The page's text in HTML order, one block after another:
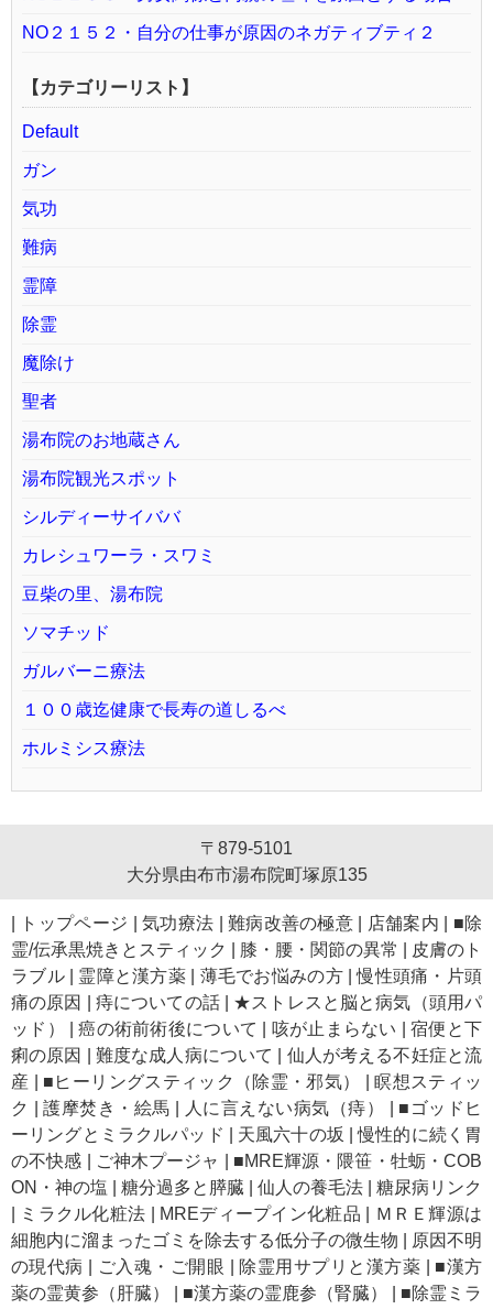
NO２１５２・自分の仕事が原因のネガティブティ２
【カテゴリーリスト】
Default
ガン
気功
難病
霊障
除霊
魔除け
聖者
湯布院のお地蔵さん
湯布院観光スポット
シルディーサイババ
カレシュワーラ・スワミ
豆柴の里、湯布院
ソマチッド
ガルバーニ療法
１００歳迄健康で長寿の道しるべ
ホルミシス療法
〒879-5101
大分県由布市湯布院町塚原135
トップページ 気功療法 難病改善の極意 店舗案内
■除
霊/伝承黒焼きとスティック
膝・腰・関節の異常
皮膚のト
ラブル| 霊障と漢方薬 薄毛でお悩みの方|慢性頭痛・片頭
痛の原因
痔についての話| ★ストレスと脳と病気（頭用パ
ッド）
|癌の術前術後について 咳が止まらない |宿便と下
痢の原因
難度な成人病について
仙人が考える不妊症と流
産
■ヒーリングスティック（除霊・邪気） |瞑想スティッ
ク
|護摩焚き・絵馬 人に言えない病気（痔）
■ゴッドヒ
ーリングとミラクルパッド
天風六十の坂 |慢性的に続く胃
の不快感
ご神木プージャ
■MRE輝源・隈笹・牡蛎・COB
ON・神の塩
糖分過多と膵臓 仙人の養毛法
糖尿病リンク
ミラクル化粧法 MREディープイン化粧品
ＭＲＥ輝源は
細胞内に溜まったゴミを除去する低分子の微生物
原因不明
の現代病
ご入魂・ご開眼 除霊用サプリと漢方薬
■漢方
薬の霊黄参（肝臓）
■漢方薬の霊鹿参（腎臓）
■除霊ミラ